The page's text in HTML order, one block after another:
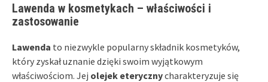
Lawenda w kosmetykach – właściwości i
zastosowanie
Lawenda to niezwykle popularny składnik kosmetyków,
który zyskał uznanie dzięki swoim wyjątkowym
właściwościom. Jej olejek eterycznycharakteryzuje się